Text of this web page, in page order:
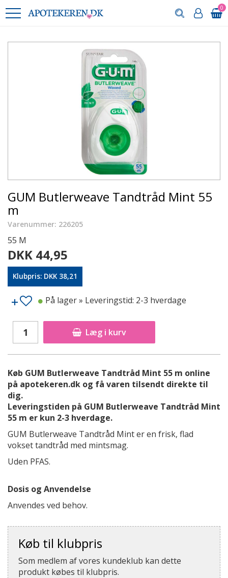
0
GUM Butlerweave Tandtråd Mint 55
m
Varenummer: 226205
55 M
DKK 44,95
Klubpris: DKK 38,21
Læg i kurv
På lager» Leveringstid: 2-3 hverdage
Køb GUM Butlerweave Tandtråd Mint 55 m online
på apotekeren.dk og få varen tilsendt direkte til
dig.
Leveringstiden på GUM Butlerweave Tandtråd Mint
55 m er kun 2-3 hverdage.
GUM Butlerweave Tandtråd Mint er en frisk, flad
vokset tandtråd med mintsmag.
Uden PFAS.
Dosis og Anvendelse
Anvendes ved behov.
Køb til klubpris
Som medlem af vores kundeklub kan dette
produkt købes til klubpris.